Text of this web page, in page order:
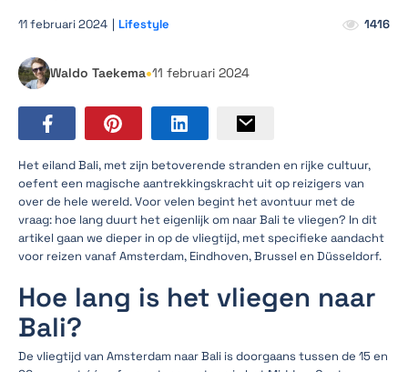
11 februari 2024 | Lifestyle 1416
Waldo Taekema•11 februari 2024
Het eiland Bali, met zijn betoverende stranden en rijke cultuur,
oefent een magische aantrekkingskracht uit op reizigers van
over de hele wereld. Voor velen begint het avontuur met de
vraag: hoe lang duurt het eigenlijk om naar Bali te vliegen? In dit
artikel gaan we dieper in op de vliegtijd, met specifieke aandacht
voor reizen vanaf Amsterdam, Eindhoven, Brussel en Düsseldorf.
Hoe lang is het vliegen naar
Bali?
De vliegtijd van Amsterdam naar Bali is doorgaans tussen de 15 en